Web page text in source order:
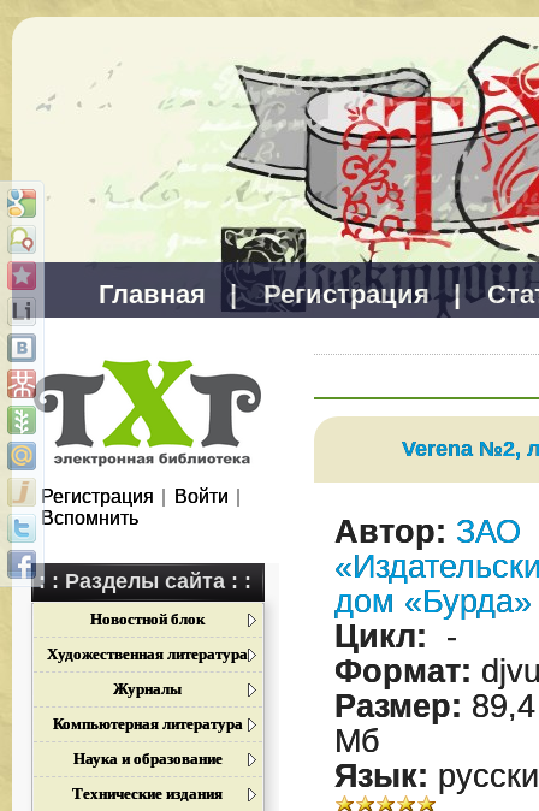
Главная | Регистрация |
Регистрация Войти
Вспомнить
: : Разделы сайта : :
Новостной блок
Художественная литература
Журналы
Компьютерная литература
Наука и образование
Технические издания
Verena №2,
Автор: ЗАО
дом «Бурда»
Цикл: -
Формат:
Размер: 89,4
Мб
Язык: